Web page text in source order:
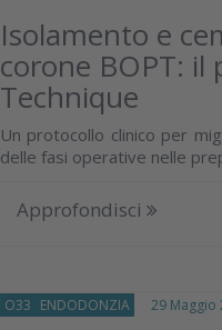
Isolamento e
corone BOPT: il
Technique
Un protocollo clinico per
delle fasi operative nelle
Approfondisci
O33 ENDODONZIA 29 Maggio